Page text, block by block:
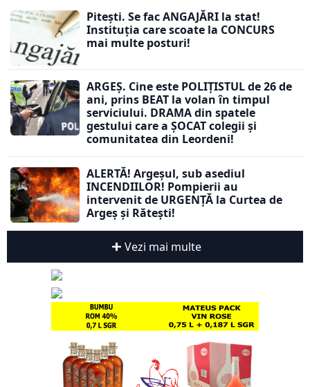
Pitești. Se fac ANGAJĂRI la stat!
Instituția care scoate la CONCURS
mai multe posturi!
ARGEȘ. Cine este POLIȚISTUL de 26 de
ani, prins BEAT la volan în timpul
serviciului. DRAMA din spatele
gestului care a ȘOCAT colegii și
comunitatea din Leordeni!
ALERTĂ! Argeșul, sub asediul
INCENDIILOR! Pompierii au
intervenit de URGENȚĂ la Curtea de
Argeș și Rătești!
Vezi mai multe